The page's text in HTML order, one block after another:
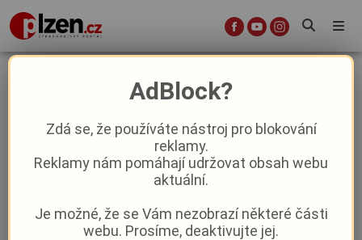
Sokolov buduje nová parkoviště
Doprava
Miroslav Sedláček–11. 7. 2024|11:04
AdBlock?
Zdá se, že používáte nástroj pro blokování
reklamy.
Reklamy nám pomáhají udržovat obsah webu
aktuální.
Je možné, že se Vám nezobrazí některé části
webu. Prosíme, deaktivujte jej.